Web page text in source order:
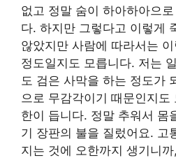
없고 정말 숨이 하아하아으
다. 하지만 그렇다고 이렇게
않았지만 사람에 따라서는
정도일지도 모릅니다. 저는
도 검은 사막을 하는 정도가
으로 무감각이기 때문인지도
한이 듭니다. 정말 추워서 몸
기 장판의 불을 질렀어요. 고
지는 것에 오한까지 생기니